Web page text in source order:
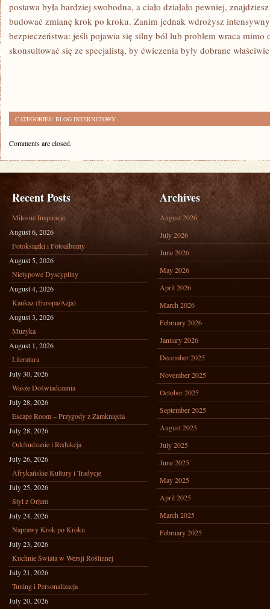
postawa była bardziej swobodna, a ciało działało pewniej,
budować zmianę krok po kroku. Zanim jednak wdrożysz
bezpieczeństwa: jeśli pojawia się silny ból lub problem wraca mimo
skonsultować się ze specjalistą, by ćwiczenia były dobrane
CATEGORIES: BLOG INTERNETOWY
Comments are closed.
Recent Posts
Miłosne Inspiracje
August 6, 2026
Fotoksiążki i Fotoalbumy
August 5, 2026
Nietypowe Dyscypliny
August 4, 2026
Kaukaz (Europa/Azja)
August 3, 2026
Muzyka
August 1, 2026
Literatura
July 30, 2026
Wasze Doświadczenia
July 28, 2026
Escape Room – Przygody z Zamknięcia
July 28, 2026
Odchudzanie i Redukcja
July 26, 2026
Afrykańskie Kultury i Tradycje
July 25, 2026
Styl z Orłem
July 24, 2026
Naprawy Krok po Kroku
July 23, 2026
Kuchnie Świata w Wersji Roślinnej
July 21, 2026
Tuning i Personalizacja
July 20, 2026
Archives
August 2026
July 2026
June 2026
May 2026
April 2026
March 2026
February 2026
January 2026
December 2025
November 2025
October 2025
September 2025
August 2025
July 2025
June 2025
May 2025
April 2025
March 2025
February 2025